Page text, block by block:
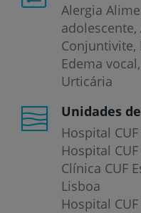
Alergia
adolescente
Conjuntivite
Edema vocal
Urticária
Unidades
Hospital
Hospital
Clínica CUF
Lisboa
Hospital